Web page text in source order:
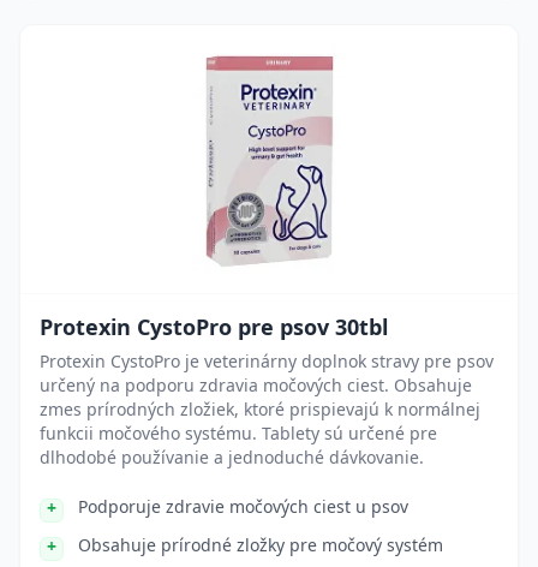
Protexin CystoPro pre psov 30tbl
Protexin CystoPro je veterinárny doplnok stravy pre psov
určený na podporu zdravia močových ciest. Obsahuje
zmes prírodných zložiek, ktoré prispievajú k normálnej
funkcii močového systému. Tablety sú určené pre
dlhodobé používanie a jednoduché dávkovanie.
Podporuje zdravie močových ciest u psov
Obsahuje prírodné zložky pre močový systém